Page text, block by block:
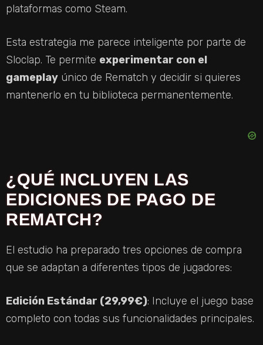
E
O
plataformas como Steam.
Esta estrategia me parece inteligente por parte de
Sloclap. Te permite experimentar con el
gameplay único de Rematch y decidir si quieres
mantenerlo en tu biblioteca permanentemente.
¿QUÉ INCLUYEN LAS
EDICIONES DE PAGO DE
REMATCH?
El estudio ha preparado tres opciones de compra
que se adaptan a diferentes tipos de jugadores:
Edición Estándar (29,99€): Incluye el juego base
completo con todas sus funcionalidades principales.